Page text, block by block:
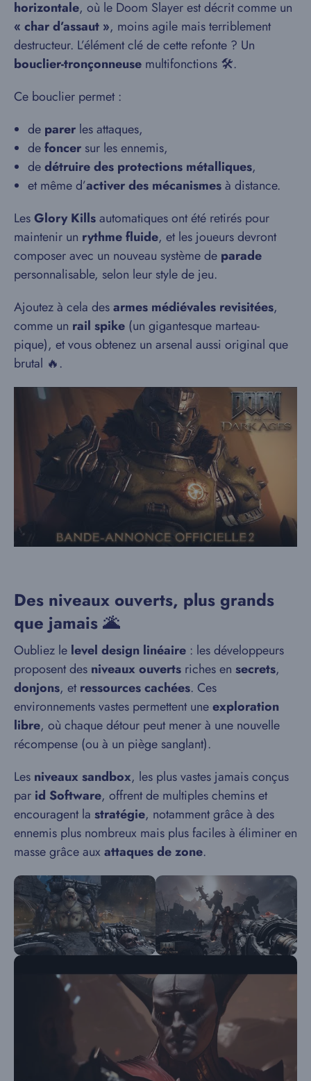
horizontale, où le Doom Slayer est décrit comme un
« char d’assaut », moins agile mais terriblement
destructeur. L’élément clé de cette refonte ? Un
bouclier-tronçonneuse multifonctions 🛠️.
Ce bouclier permet :
de parer les attaques,
defoncer sur les ennemis,
dedétruire des protections métalliques,
et même d’activer des mécanismesà distance.
LesGlory Killsautomatiques ont été retirés pour
maintenir un rythme fluide, et les joueurs devront
composer avec un nouveau système de parade
personnalisable, selon leur style de jeu.
Ajoutez à cela desarmes médiévales revisitées,
comme un rail spike (un gigantesque marteau-
pique), et vous obtenez un arsenal aussi original que
brutal 🔥.
Des niveaux ouverts, plus grands
que jamais 🌋
Oubliez le level design linéaire : les développeurs
proposent des niveaux ouverts riches en secrets,
donjons, etressources cachées. Ces
environnements vastes permettent uneexploration
libre, où chaque détour peut mener à une nouvelle
récompense (ou à un piège sanglant).
Les niveaux sandbox, les plus vastes jamais conçus
par id Software, offrent de multiples chemins et
encouragent la stratégie, notamment grâce à des
ennemis plus nombreux mais plus faciles à éliminer en
masse grâce auxattaques de zone.